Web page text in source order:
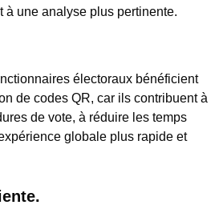
à une analyse plus pertinente.
électoraux bénéficient
de codes QR, car ils contribuent à
de vote, à réduire les temps
globale plus rapide et